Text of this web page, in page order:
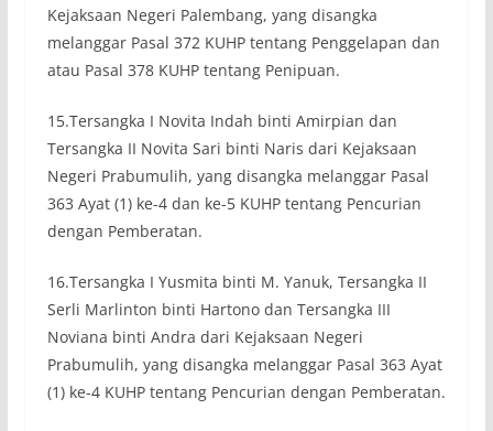
Kejaksaan Negeri Palembang, yang disangka
melanggar Pasal 372 KUHP tentang Penggelapan dan
atau Pasal 378 KUHP tentang Penipuan.
15.Tersangka I Novita Indah binti Amirpian dan
Tersangka II Novita Sari binti Naris dari Kejaksaan
Negeri Prabumulih, yang disangka melanggar Pasal
363 Ayat (1) ke-4 dan ke-5 KUHP tentang Pencurian
dengan Pemberatan.
16.Tersangka I Yusmita binti M. Yanuk, Tersangka II
Serli Marlinton binti Hartono dan Tersangka III
Noviana binti Andra dari Kejaksaan Negeri
Prabumulih, yang disangka melanggar Pasal 363 Ayat
(1) ke-4 KUHP tentang Pencurian dengan Pemberatan.